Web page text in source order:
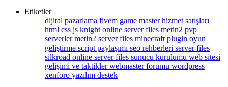
Etiketler
dijital pazarlama fivem game masterhizmet satışları
html css js knight online server files metin2 pvp
serverlermetin2 server files minecraft plugin oyun
geliştirme script paylaşımı seo rehberleri server files
silkroad online server files sunucu kurulumu web sitesi
gelişimi ve taktiklerwebmaster forumu wordpress
xenforo yazılım destek